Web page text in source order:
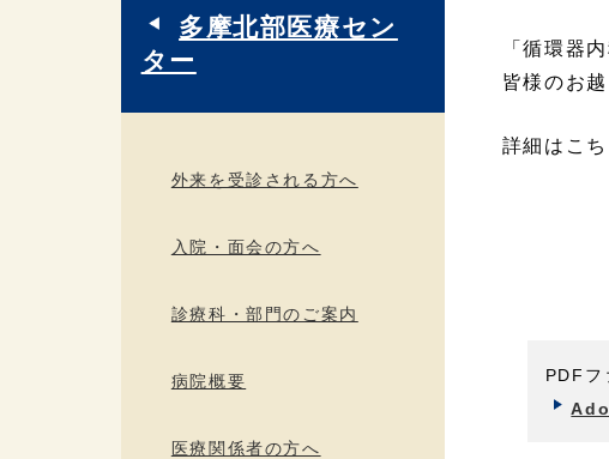
「循環器
皆様のお
詳細はこ
PDFフ
多摩北部医療セン
ター
外来を受診される方へ
入院・面会の方へ
診療科・部門のご案内
病院概要
医療関係者の方へ